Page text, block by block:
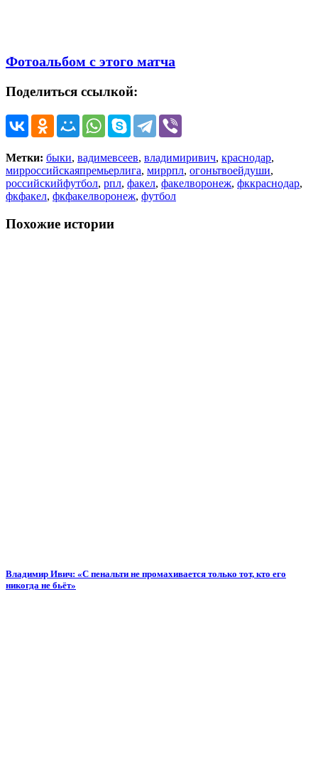
Фотоальбом с этого матча
Поделиться ссылкой:
Метки: быки, вадимевсеев, владимиривич, краснодар,
мирроссийскаяпремьерлига, миррпл, огоньтвоейдуши,
российскийфутбол, рпл, факел, факелворонеж, фккраснодар,
фкфакел, фкфакелворонеж, футбол
Похожие истории
Владимир Ивич: «С пенальти не промахивается только тот, кто его
никогда не бьёт»